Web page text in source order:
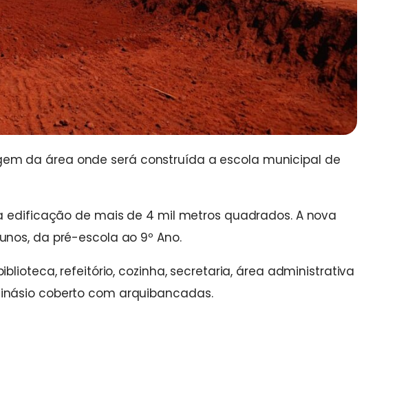
da área onde será construída a escola municipal de
edificação de mais de 4 mil metros quadrados. A nova
da pré-escola ao 9º Ano.
refeitório, cozinha, secretaria, área administrativa
coberto com arquibancadas.